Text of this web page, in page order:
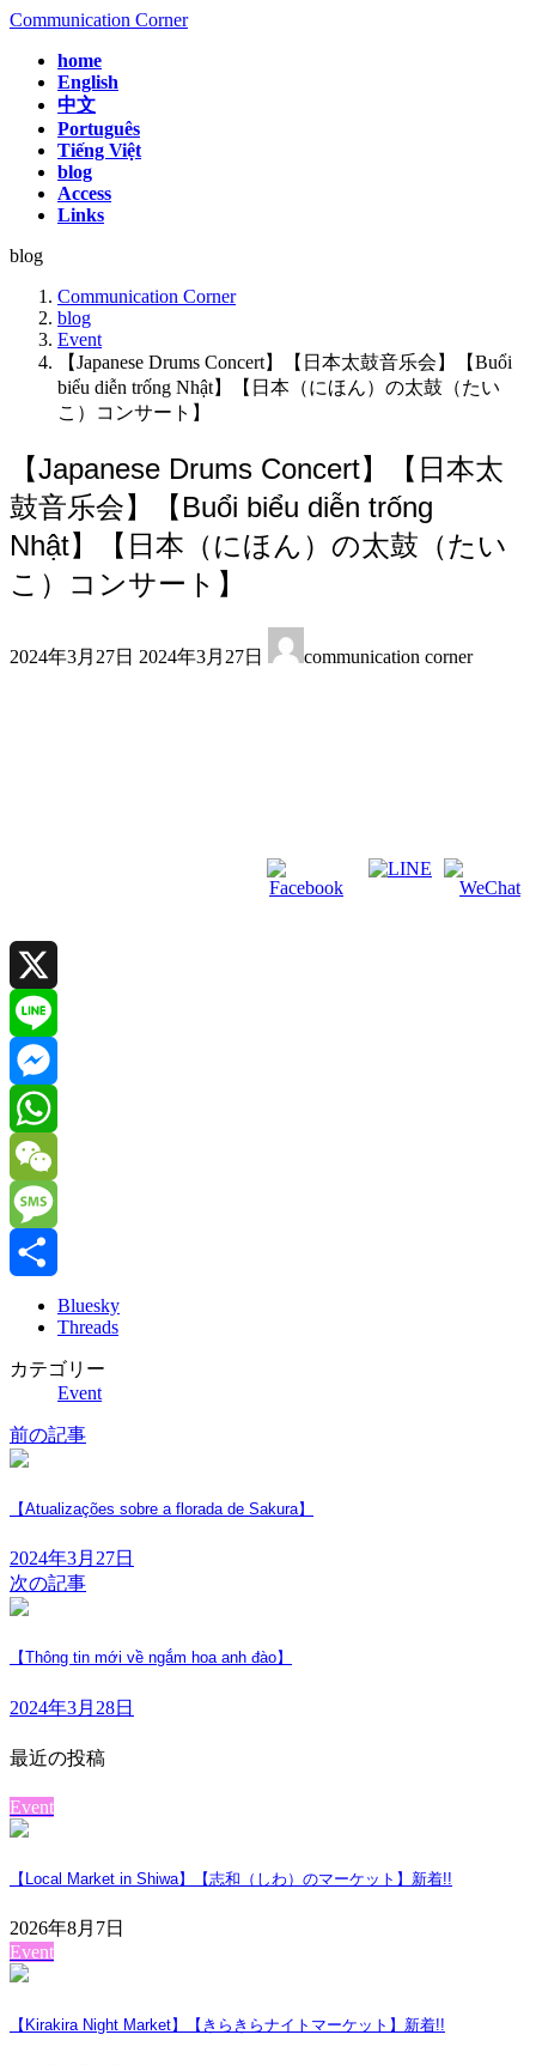
コ
プ
ナ
動
Communication Corner
home
English
中文
Português
Tiếng Việt
blog
Access
Links
blog
Communication Corner
blog
Event
【Japanese Drums Concert】【日本太鼓音乐会】【Buổi
biểu diễn trống Nhật】【日本（にほん）の太鼓（たい
こ）コンサート】
【Japanese Drums Concert】【日本太
鼓音乐会】【Buổi biểu diễn trống
Nhật】【日本（にほん）の太鼓（たい
こ）コンサート】
2024年3月27日 終
2024年3月27日 communication corner
X
Line
Messenger
WhatsApp
WeChat
Message
Bluesky
Threads
カテゴリー
Event
前の記事
【Atualizações sobre a florada de Sakura】
2024年3月27日
次の記事
【Thông tin mới về ngắm hoa anh đào】
2024年3月28日
最近の投稿
Event
【Local Market in Shiwa】【志和（しわ）のマーケット】 新着!!
2026年8月7日
Event
【Kirakira Night Market】【きらきらナイトマーケット】 新着!!